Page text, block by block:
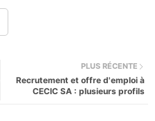
PLUS RÉCENTE
Recrutement et offre d'emploi à
CECIC SA : plusieurs profils